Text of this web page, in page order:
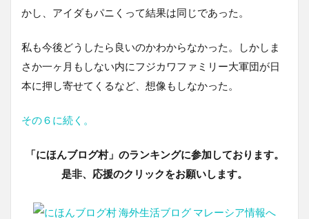
かし、アイダもパニくって結果は同じであった。
私も今後どうしたら良いのかわからなかった。しかしま
さか一ヶ月もしない内にフジカワファミリー大軍団が日
本に押し寄せてくるなど、想像もしなかった。
その６に続く。
「にほんブログ村」のランキングに参加しております。
是非、応援のクリックをお願いします。